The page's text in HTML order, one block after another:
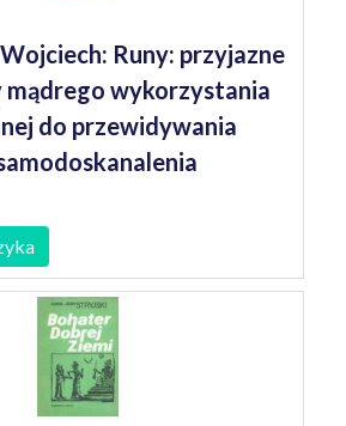
Runy: przyjazne
mądrego wykorzystania
do przewidywania